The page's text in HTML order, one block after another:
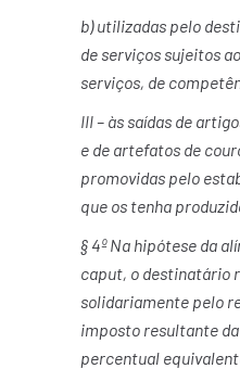
b) utilizadas pelo
de serviços sujeitos
serviços, de
III – às saídas de
e de artefatos de
promovidas pelo
que os tenha
§ 4º Na hipótese da
caput, o destinatário
solidariamente pelo
imposto resultante
percentual